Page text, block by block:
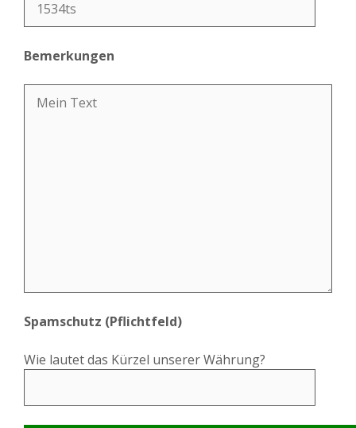
Bemerkungen
Spamschutz (Pflichtfeld)
Wie lautet das Kürzel unserer Währung?